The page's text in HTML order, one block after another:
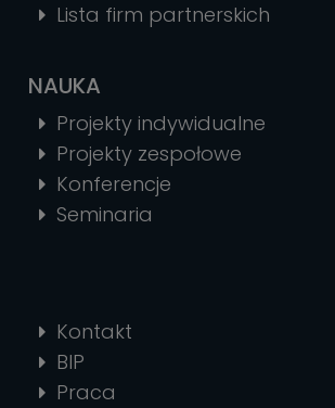
Lista firm partnerskich
NAUKA
Projekty indywidualne
Projekty zespołowe
Konferencje
Seminaria
Kontakt
BIP
Praca